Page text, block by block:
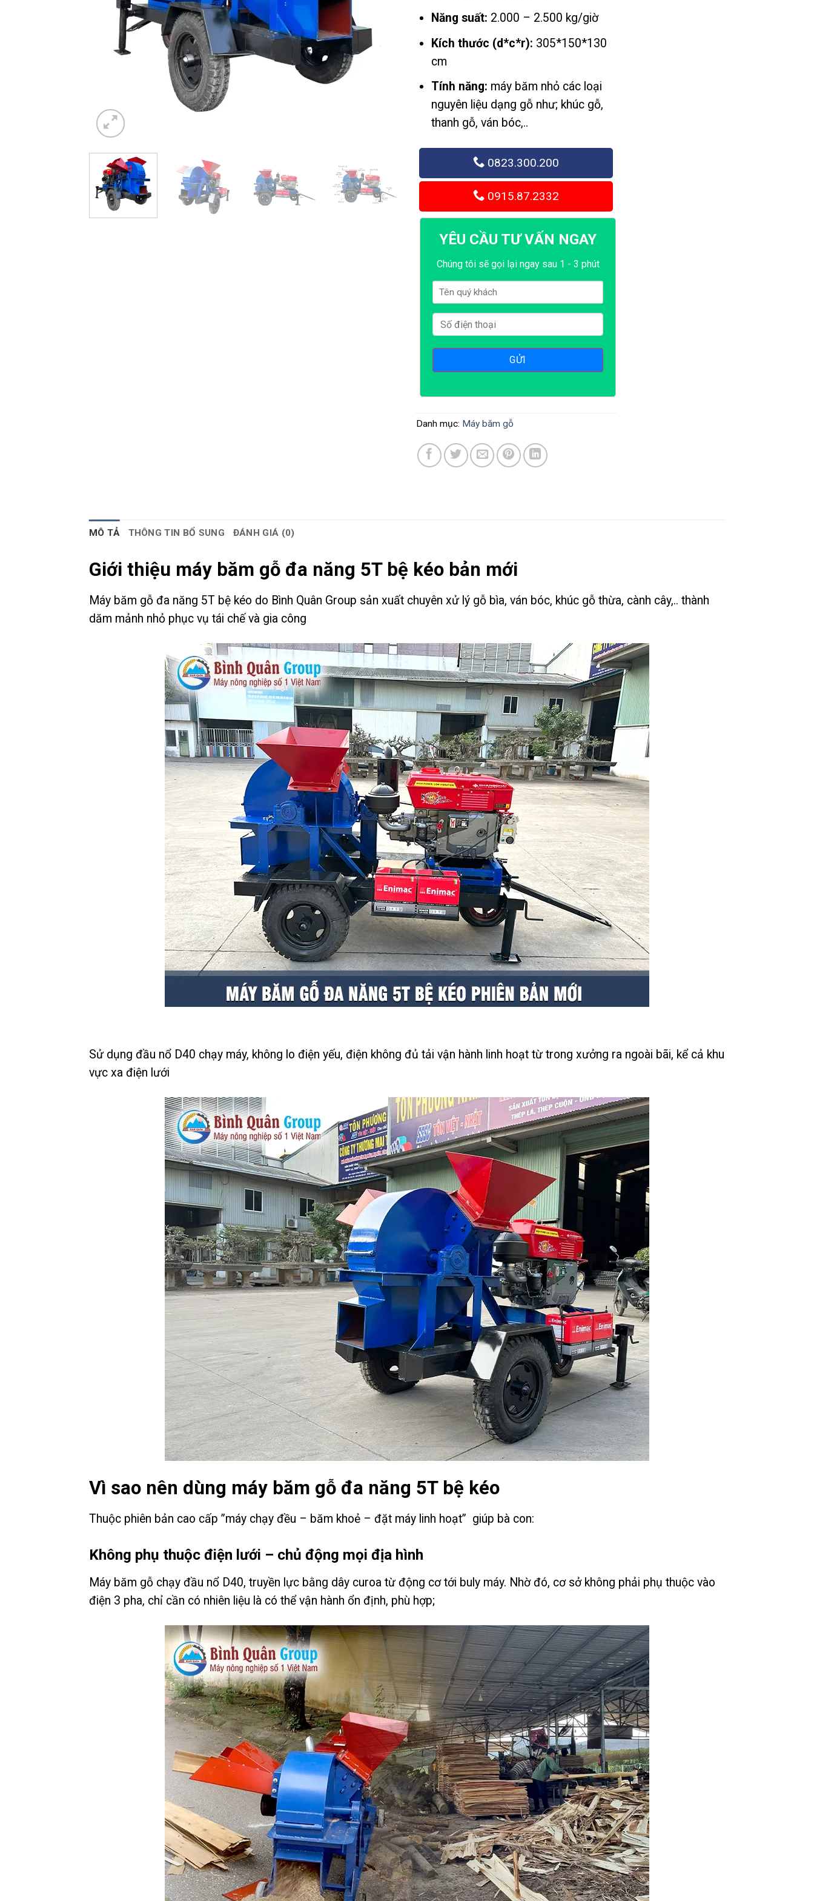
Năng suất: 2.000 – 2.500 kg/giờ
Kích thước (d*c*r): 305*150*130
cm
Tính năng: máy băm nhỏ các loại
nguyên liệu dạng gỗ như; khúc gỗ,
thanh gỗ, ván bóc,..
0823.300.200
0915.87.2332
YÊU CẦU TƯ VẤN NGAY
Chúng tôi sẽ gọi lại ngay sau 1 - 3 phút
Danh mục: Máy băm gỗ
MÔ TẢ THÔNG TIN BỔ SUNG ĐÁNH GIÁ (0)
Giới thiệu máy băm gỗ đa năng 5T bệ kéo bản mới
Máy băm gỗ đa năng 5T bệ kéo do Bình Quân Group sản xuất chuyên xử lý gỗ bìa, ván bóc, khúc gỗ thừa, cành cây,.. thành
dăm mảnh nhỏ phục vụ tái chế và gia công
Sử dụng đầu nổ D40 chạy máy, không lo điện yếu, điện không đủ tải vận hành linh hoạt từ trong xưởng ra ngoài bãi, kể cả khu
vực xa điện lưới
Vì sao nên dùng máy băm gỗ đa năng 5T bệ kéo
Thuộc phiên bản cao cấp ”máy chạy đều – băm khoẻ – đặt máy linh hoạt” giúp bà con:
Không phụ thuộc điện lưới – chủ động mọi địa hình
Máy băm gỗ chạy đầu nổ D40, truyền lực bằng dây curoa từ động cơ tới buly máy. Nhờ đó, cơ sở không phải phụ thuộc vào
điện 3 pha, chỉ cần có nhiên liệu là có thể vận hành ổn định, phù hợp;